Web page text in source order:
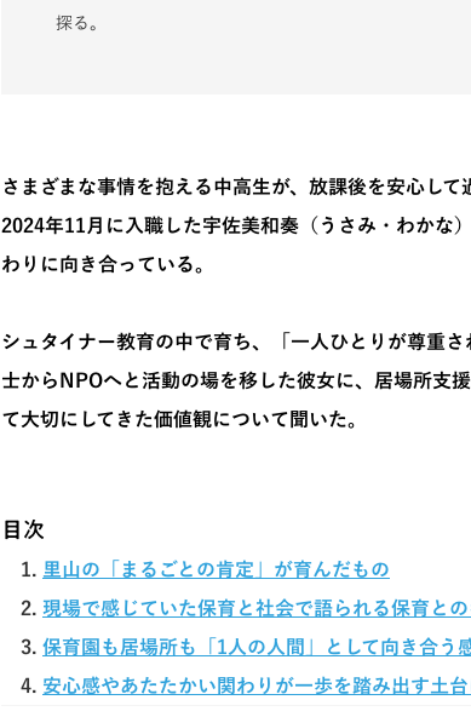
探る。
さまざまな事情を抱える中高生が、放課後を安心して
2024年11月に入職した宇佐美和奏（うさみ・わかな
わりに向き合っている。
シュタイナー教育の中で育ち、「一人ひとりが尊重
士からNPOへと活動の場を移した彼女に、居場所支
て大切にしてきた価値観について聞いた。
目次
1. 里山の「まるごとの肯定」が育んだもの
2. 現場で感じていた保育と社会で語られる保育と
3. 保育園も居場所も「1人の人間」として向き合う
4. 安心感やあたたかい関わりが一歩を踏み出す土台